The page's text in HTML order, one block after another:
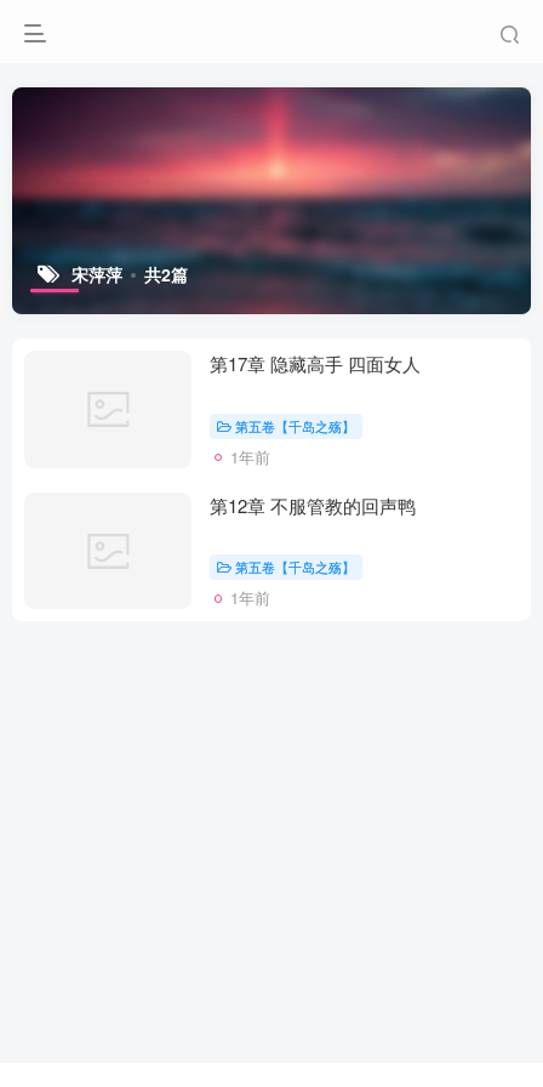
宋萍萍 共2篇
第17章 隐藏高手 四面女人
第五卷【千岛之殇】
1年前
第12章 不服管教的回声鸭
第五卷【千岛之殇】
1年前